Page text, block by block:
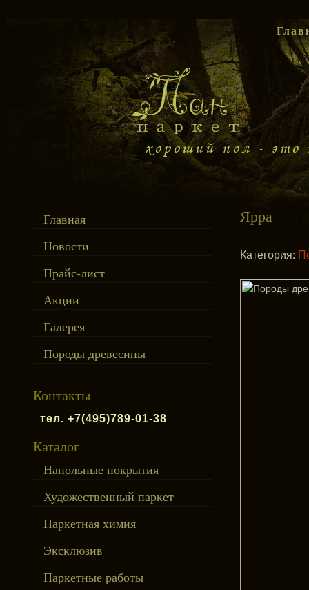
Главная
Новости
Прайс-лист
Акции
Галерея
Породы древесины
Контакты
тел. +7(495)789-01-38
Каталог
Напольные покрытия
Художественный паркет
Паркетная химия
Эксклюзив
Паркетные работы
Ярра
Категория: